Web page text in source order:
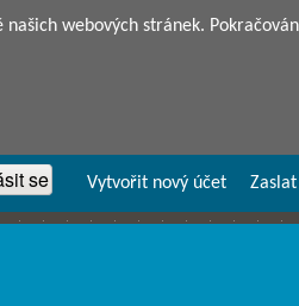
obsahu
webových stránek.
Vytvořit nový účet